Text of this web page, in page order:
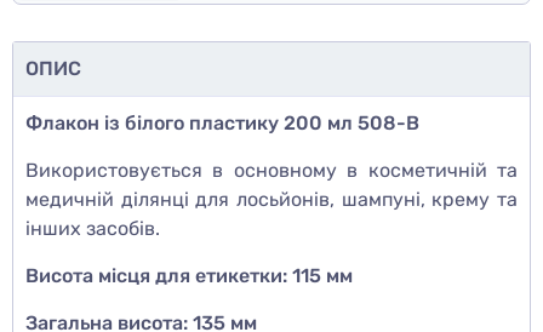
ОПИС
Флакон із білого пластику 200 мл 508-В
Використовується в основному в косметичній та
медичній ділянці для лосьйонів, шампуні, крему та
інших засобів.
Висота місця для етикетки: 115 мм
Загальна висота: 135 мм